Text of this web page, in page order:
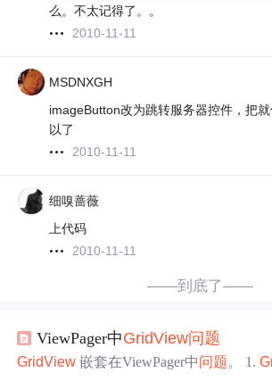
么。不太记得了。。
2010-11-11
MSDNXGH
imageButton改为跳转服务器控件，把
以了
2010-11-11
细嗅蔷薇
上代码
2010-11-11
——到底了——
ViewPager中GridView问题
GridView 嵌套在ViewPager中问题 。 1.